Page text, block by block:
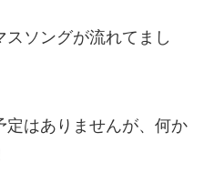
ソングが流れてまし
定はありませんが、何か